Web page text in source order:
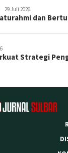
29 Juli 2026
dan
Strategi